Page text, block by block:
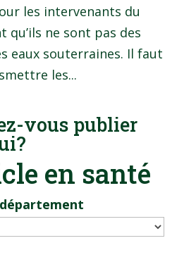
les intervenants du
qu’ils ne sont pas des
eaux souterraines. Il faut
les...
vous publier
en santé